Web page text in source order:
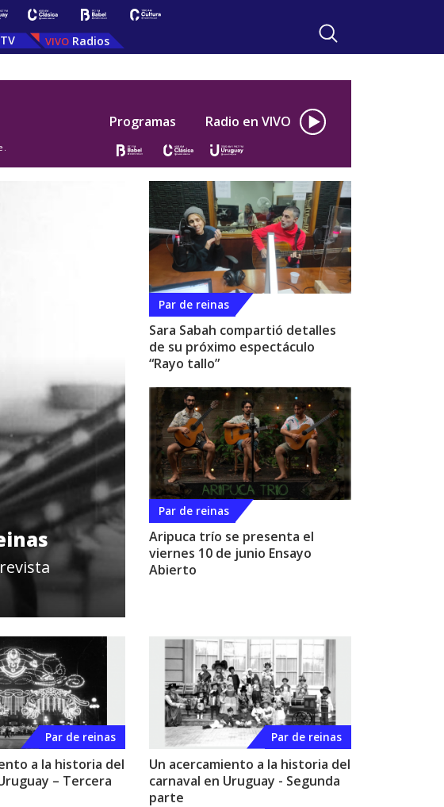
TV Radios
Programas Radio en VIVO
Par de reinas
Sara Sabah compartió detalles
de su próximo espectáculo
“Rayo tallo”
Par de reinas
Aripuca trío se presenta el
viernes 10 de junio Ensayo
Abierto
Par de reinas
a la historia del
– Tercera
Par de reinas
Un acercamiento a la historia del
carnaval en Uruguay - Segunda
parte